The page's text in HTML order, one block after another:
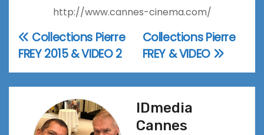
http://www.cannes-cinema.com/
Navigation
de
l’article
Collections Pierre
FREY & VIDEO
Collections Pierre
FREY 2015 & VIDEO 2
IDmedia
Cannes